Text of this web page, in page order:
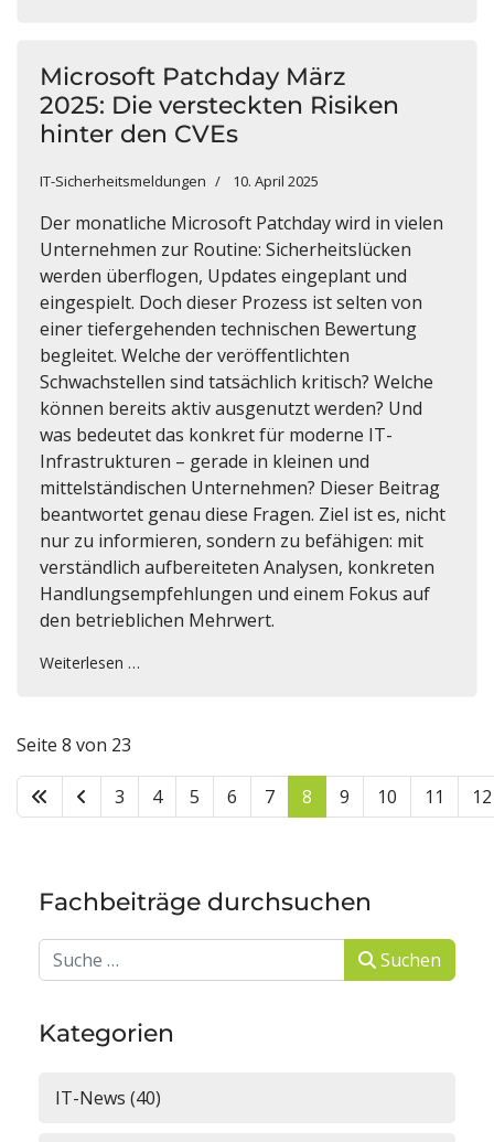
Microsoft Patchday März
2025: Die versteckten Risiken
hinter den CVEs
IT-Sicherheitsmeldungen 10. April 2025
Der monatliche Microsoft Patchday wird in vielen
Unternehmen zur Routine: Sicherheitslücken
werden überflogen, Updates eingeplant und
eingespielt. Doch dieser Prozess ist selten von
einer tiefergehenden technischen Bewertung
begleitet. Welche der veröffentlichten
Schwachstellen sind tatsächlich kritisch? Welche
können bereits aktiv ausgenutzt werden? Und
was bedeutet das konkret für moderne IT-
Infrastrukturen – gerade in kleinen und
mittelständischen Unternehmen? Dieser Beitrag
beantwortet genau diese Fragen. Ziel ist es, nicht
nur zu informieren, sondern zu befähigen: mit
verständlich aufbereiteten Analysen, konkreten
Handlungsempfehlungen und einem Fokus auf
den betrieblichen Mehrwert.
Weiterlesen …
Seite 8 von 23
3 4 5 6 7 8 9 10 11 12
Fachbeiträge durchsuchen
Suchen Suchen
Kategorien
IT-News (40)